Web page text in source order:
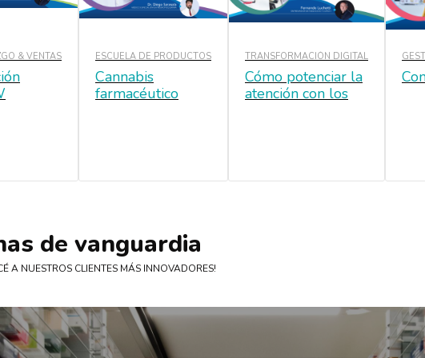
& VENTAS ESCUELA DE PRODUCTOS
Cannabis
farmacéutico
TRANSFORMACIÓN DIGITAL
Cómo potenciar la
atención con los
de vanguardia
A NUESTROS CLIENTES MÁS INNOVADORES!